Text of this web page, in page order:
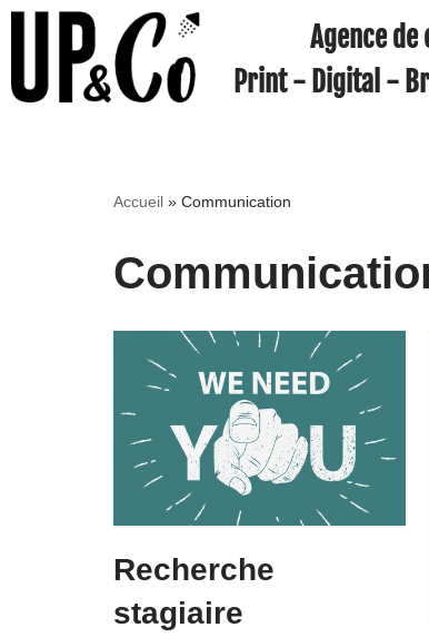
au
Agence
Print - Digital -
Accueil » Communication
Recherche
stagiaire